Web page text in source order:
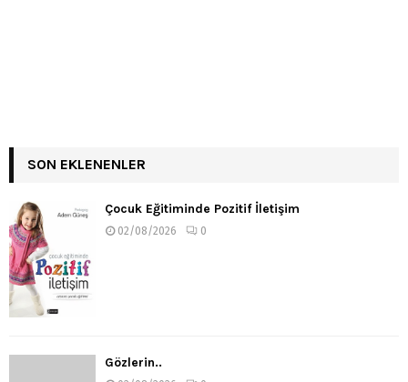
SON EKLENENLER
Çocuk Eğitiminde Pozitif İletişim
02/08/2026 0
Gözlerin..